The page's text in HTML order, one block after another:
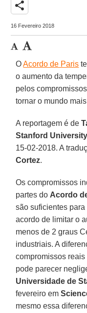
share
16 Fevereiro 2018
OAcordo de Paris
o aumento da
pelos
tornar o mundo
A reportagem é de
Stanford University
15-02-2018. A
Cortez.
Os compromissos
partes do Acordo
são suficientes
acordo de limitar o
menos de 2 graus
industriais. A
compromissos
pode parecer
Universidade de
fevereiro em
mesmo essa